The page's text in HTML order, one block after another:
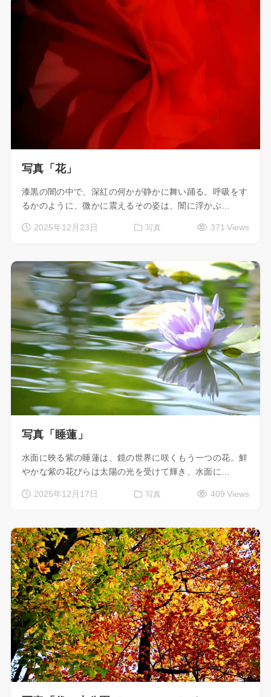
写真「花」
漆黒の闇の中で、深紅の何かが静かに舞い踊る。呼吸をす
るかのように、微かに震えるその姿は、闇に浮かぶ…
2025年12月23日 写真 371 Views
写真「睡蓮」
水面に映る紫の睡蓮は、鏡の世界に咲くもう一つの花。鮮
やかな紫の花びらは太陽の光を受けて輝き、水面に…
2025年12月17日 写真 409 Views